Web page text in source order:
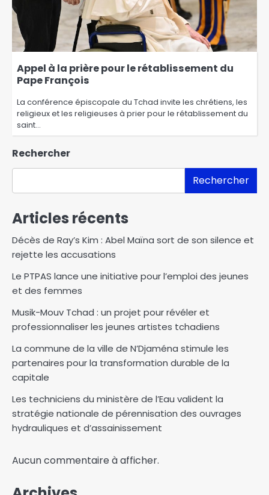
Appel à la prière pour le rétablissement du
Pape François
La conférence épiscopale du Tchad invite les chrétiens, les
religieux et les religieuses à prier pour le rétablissement du
saint…
Rechercher
Rechercher
Articles récents
Décès de Ray’s Kim : Abel Maïna sort de son silence et
rejette les accusations
Le PTPAS lance une initiative pour l’emploi des jeunes
et des femmes
Musik-Mouv Tchad : un projet pour révéler et
professionnaliser les jeunes artistes tchadiens
La commune de la ville de N’Djaména stimule les
partenaires pour la transformation durable de la
capitale
Les techniciens du ministère de l’Eau valident la
stratégie nationale de pérennisation des ouvrages
hydrauliques et d’assainissement
Aucun commentaire à afficher.